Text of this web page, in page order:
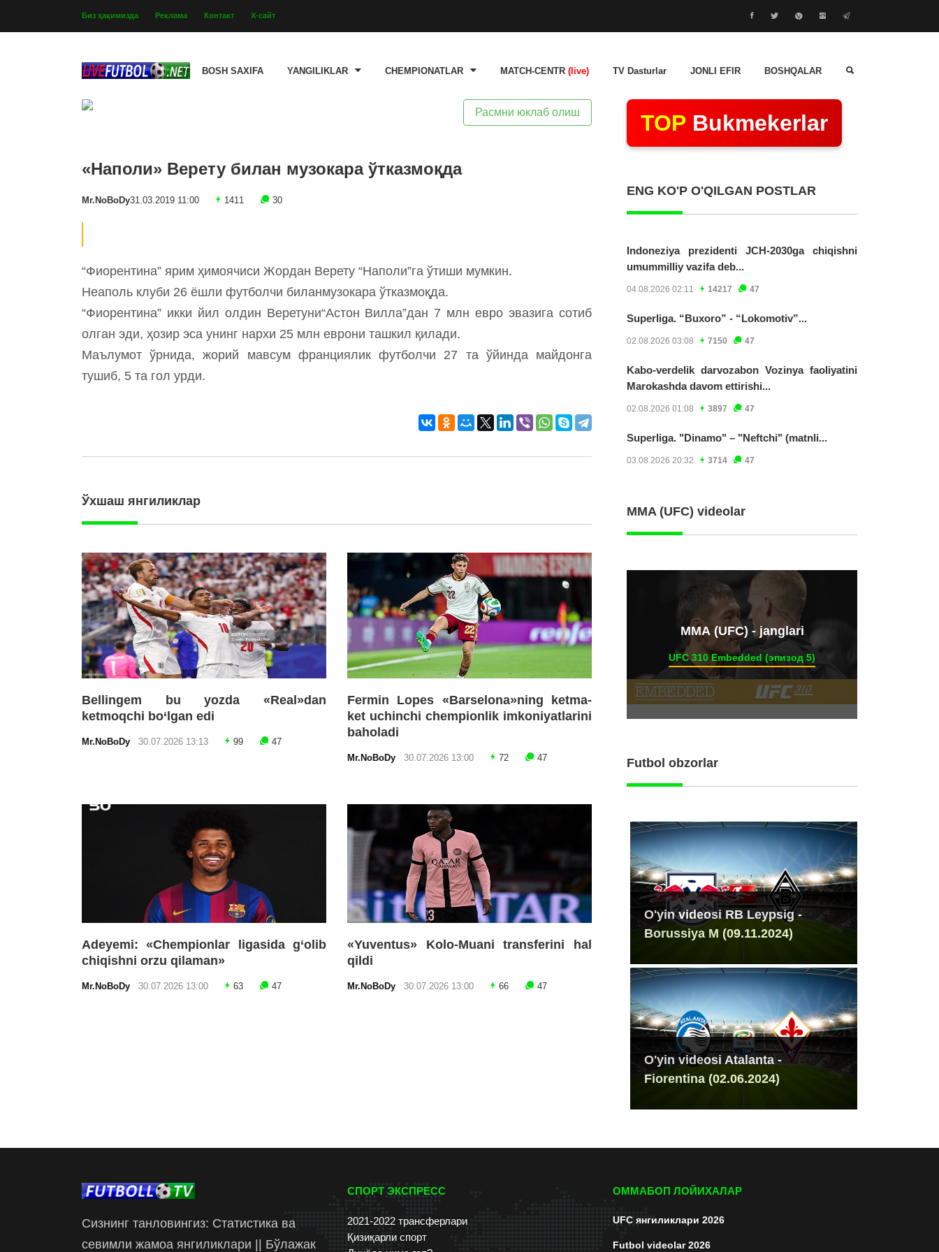
Биз ҳақимизда Реклама Контакт Х-сайт
BOSH SAXIFA YANGILIKLAR CHEMPIONATLAR MATCH-CENTR (live) TV Dasturlar JONLI EFIR BOSHQALAR
Расмни юклаб олиш
«Наполи» Верету билан музокара ўтказмоқда
Mr.NoBoDy31.03.2019 11:00 1411 30
“Фиорентина” ярим ҳимоячиси Жордан Верету “Наполи”га ўтиши мумкин.
Неаполь клуби 26 ёшли футболчи биланмузокара ўтказмоқда.
“Фиорентина” икки йил олдин Веретуни“Астон Вилла”дан 7 млн евро эвазига сотиб
олган эди, ҳозир эса унинг нархи 25 млн еврони ташкил қилади.
Маълумот ўрнида, жорий мавсум франциялик футболчи 27 та ўйинда майдонга
тушиб, 5 та гол урди.
Ўхшаш янгиликлар
Bellingem bu yozda «Real»dan
ketmoqchi bo‘lgan edi
Mr.NoBoDy 30.07.2026 13:13 99 47
Fermin Lopes «Barselona»ning ketma-
ket uchinchi chempionlik imkoniyatlarini
baholadi
Mr.NoBoDy 30.07.2026 13:00 72 47
Adeyemi: «Chempionlar ligasida g‘olib
chiqishni orzu qilaman»
Mr.NoBoDy 30.07.2026 13:00 63 47
«Yuventus» Kolo-Muani transferini hal
qildi
Mr.NoBoDy 30.07.2026 13:00 66 47
TOP Bukmekerlar
ENG KO'P O'QILGAN POSTLAR
Indoneziya prezidenti JCH-2030ga chiqishni
umummilliy vazifa deb...
04.08.2026 02:11 14217 47
Superliga. “Buxoro” - “Lokomotiv”...
02.08.2026 03:08 7150 47
Kabo-verdelik darvozabon Vozinya faoliyatini
Marokashda davom ettirishi...
02.08.2026 01:08 3897 47
Superliga. "Dinamo" – "Neftchi" (matnli...
03.08.2026 20:32 3714 47
MMA (UFC) videolar
ММА (UFC) - janglari
UFC 310 Embedded (эпизод 5)
Futbol obzorlar
O'yin videosi RB Leypsig -
Borussiya M (09.11.2024)
O'yin videosi Atalanta -
Fiorentina (02.06.2024)
Сизнинг танловингиз: Статистика ва
севимли жамоа янгиликлари || Бўлажак
СПОРТ ЭКСПРЕСС
2021-2022 трансферлари
Қизиқарли спорт
ОММАБОП ЛОЙИХАЛАР
UFC янгиликлари 2026
Futbol videolar 2026